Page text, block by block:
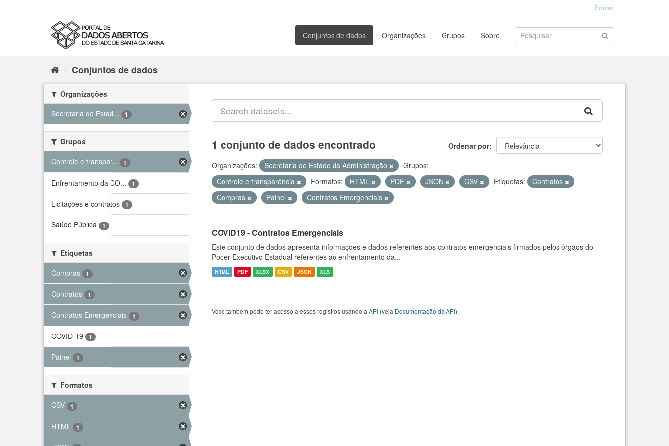
Entrar
Conjuntos de dados Organizações Grupos Sobre
Conjuntos de dados
Organizações
Secretaria de Estad...
1
Grupos
Controle e transpar...
1
Enfrentamento da CO... 1
Licitações e contratos 1
Saúde Pública 1
Etiquetas
Compras
1
Contratos 1
Contratos Emergenciais 1
COVID-19 1
Painel 1
Formatos
CSV
1
HTML 1
Ordenar por
1 conjunto de dados encontrado
Organizações: Secretaria de Estado da Administração
Grupos:
Controle e transparência
Formatos: HTML PDF JSON CSV Etiquetas:
Contratos
Compras
Painel Contratos Emergenciais
COVID19 - Contratos Emergenciais
Este conjunto de dados apresenta informações e dados referentes aos contratos emergenciais firmados pelos órgãos do
Poder Executivo Estadual referentes ao enfrentamento da...
HTML PDF XLSX CSV JSON XLS
Você também pode ter acesso a esses registros usando a API (veja Documentação da API).